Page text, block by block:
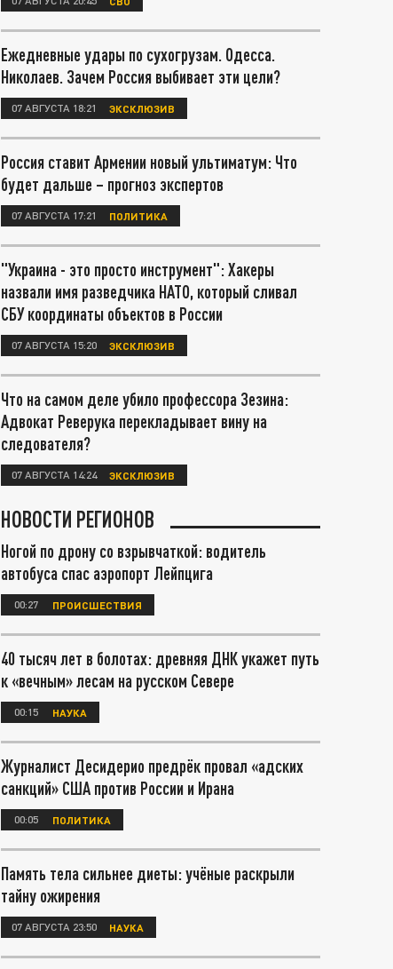
Ежедневные удары по сухогрузам. Одесса.
Николаев. Зачем Россия выбивает эти цели?
07 АВГУСТА 18:21 ЭКСКЛЮЗИВ
Россия ставит Армении новый ультиматум: Что
будет дальше – прогноз экспертов
07 АВГУСТА 17:21 ПОЛИТИКА
"Украина - это просто инструмент": Хакеры
назвали имя разведчика НАТО, который сливал
СБУ координаты объектов в России
07 АВГУСТА 15:20 ЭКСКЛЮЗИВ
Что на самом деле убило профессора Зезина:
Адвокат Реверука перекладывает вину на
следователя?
07 АВГУСТА 14:24 ЭКСКЛЮЗИВ
НОВОСТИ РЕГИОНОВ
Ногой по дрону со взрывчаткой: водитель
автобуса спас аэропорт Лейпцига
00:27 ПРОИСШЕСТВИЯ
40 тысяч лет в болотах: древняя ДНК укажет путь
к «вечным» лесам на русском Севере
00:15 НАУКА
Журналист Десидерио предрёк провал «адских
санкций» США против России и Ирана
00:05 ПОЛИТИКА
Память тела сильнее диеты: учёные раскрыли
тайну ожирения
07 АВГУСТА 23:50 НАУКА